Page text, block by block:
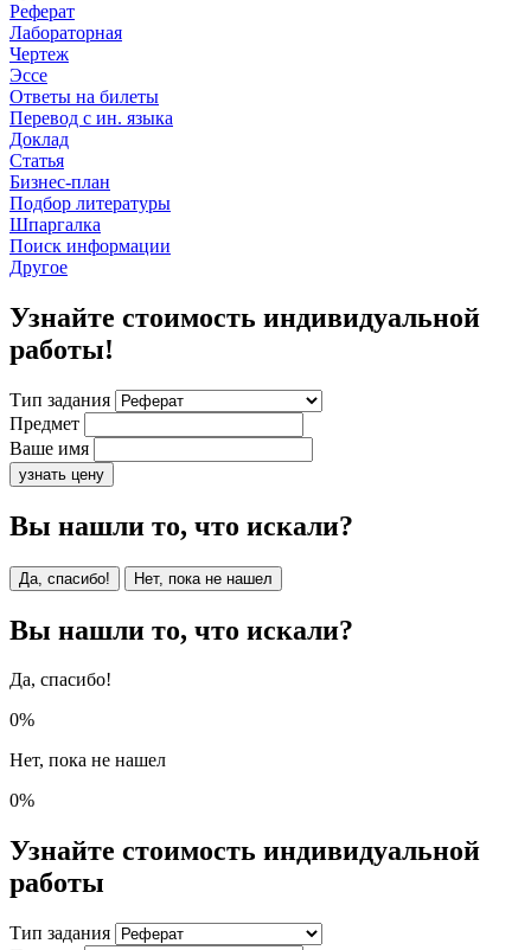
Реферат
Лабораторная
Чертеж
Эссе
Ответы на билеты
Перевод с ин. языка
Доклад
Статья
Бизнес-план
Подбор литературы
Шпаргалка
Поиск информации
Другое
Узнайте стоимость индивидуальной
работы!
Тип задания
Предмет
Ваше имя
узнать цену
Вы нашли то, что искали?
Да, спасибо! Нет, пока не нашел
Вы нашли то, что искали?
Да, спасибо!
0%
Нет, пока не нашел
0%
Узнайте стоимость индивидуальной
работы
Тип задания